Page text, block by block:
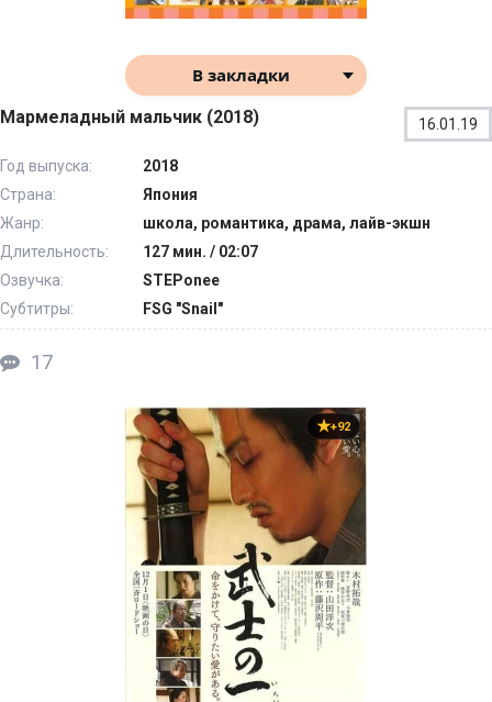
В закладки
Мармеладный мальчик (2018) 16.01.19
Год выпуска:
2018
Страна:
Япония
Жанр:
школа, романтика, драма, лайв-экшн
Длительность:
127 мин. / 02:07
Озвучка:
STEPonee
Субтитры:
FSG "Snail"
17
+92